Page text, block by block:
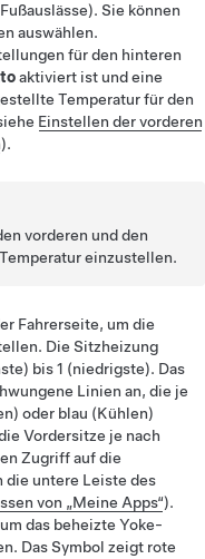
Sie können
auswählen.
für den hinteren
aktiviert ist und eine
Temperatur für den
Einstellen der vorderen
).
vorderen und den
einzustellen.
Fahrerseite, um die
Die Sitzheizung
bis 1 (niedrigste). Das
Linien an, die je
oder blau (Kühlen)
Vordersitze je nach
Zugriff auf die
die untere Leiste des
von „Meine Apps“).
das beheizte Yoke-
Das Symbol zeigt rote